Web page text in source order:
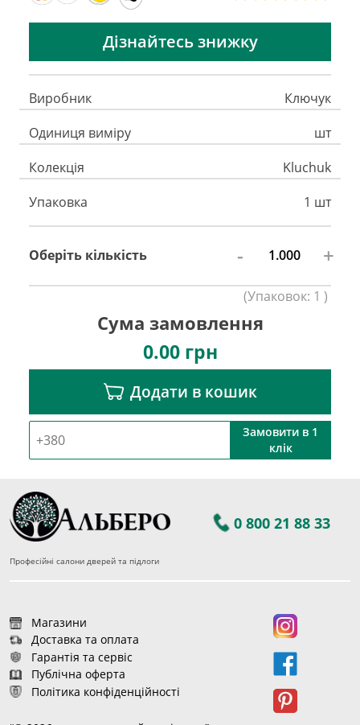
Дізнайтесь знижку
Виробник
Ключук
Одиниця виміру
шт
Колекція
Kluchuk
Упаковка
1 шт
Оберіть кількість - +
(Упаковок: 1 )
Сума замовлення
0.00грн
Додати в кошик
Замовити в 1
клік
0 800 21 88 33
Професійні салони дверей та підлоги
Магазини
Доставка та оплата
Гарантія та сервіс
Публічна оферта
Політика конфіденційності